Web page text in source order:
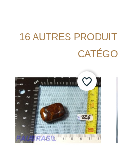
16 AUTRES
favorite_border